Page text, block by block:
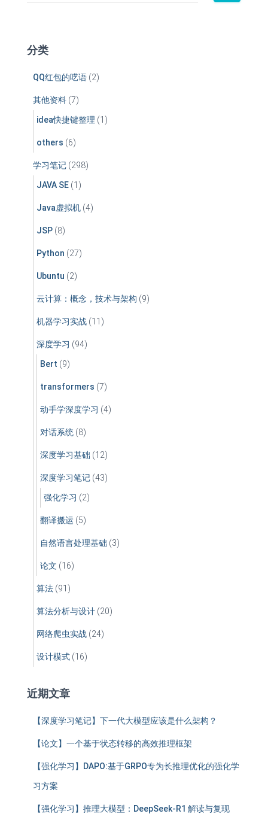
分类
QQ红包的呓语 (2)
其他资料 (7)
idea快捷键整理 (1)
others (6)
学习笔记 (298)
JAVA SE (1)
Java虚拟机 (4)
JSP (8)
Python (27)
Ubuntu (2)
云计算：概念，技术与架构 (9)
机器学习实战 (11)
深度学习 (94)
Bert (9)
transformers (7)
动手学深度学习 (4)
对话系统 (8)
深度学习基础 (12)
深度学习笔记 (43)
强化学习 (2)
翻译搬运 (5)
自然语言处理基础 (3)
论文 (16)
算法 (91)
算法分析与设计 (20)
网络爬虫实战 (24)
设计模式 (16)
近期文章
【深度学习笔记】下一代大模型应该是什么架构？
【论文】一个基于状态转移的高效推理框架
【强化学习】DAPO:基于GRPO专为长推理优化的强化学
习方案
【强化学习】推理大模型：DeepSeek-R1 解读与复现